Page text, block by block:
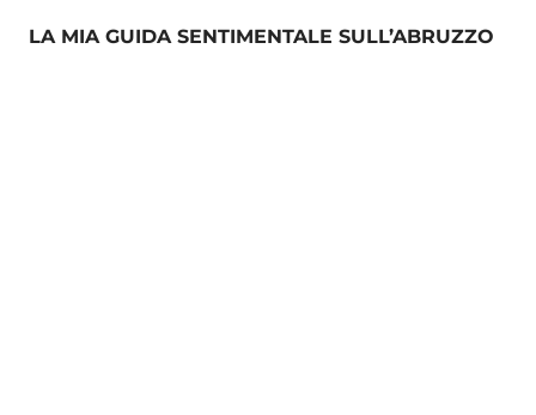
LA MIA GUIDA SENTIMENTALE SULL’ABRUZZO